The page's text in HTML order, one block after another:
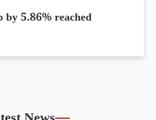
5.86% reached